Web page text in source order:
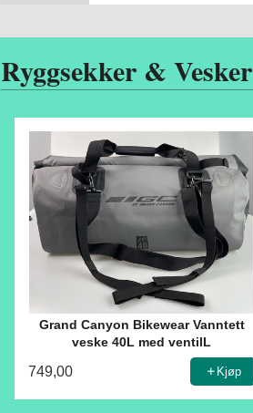
Ryggsekker & Vesker
Grand Canyon Bikewear Vanntett
veske 40L med ventilL
749,00 Kjøp